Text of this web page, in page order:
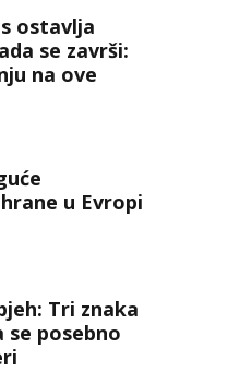
ostavlja
se završi:
na ove
u Evropi
Tri znaka
se posebno